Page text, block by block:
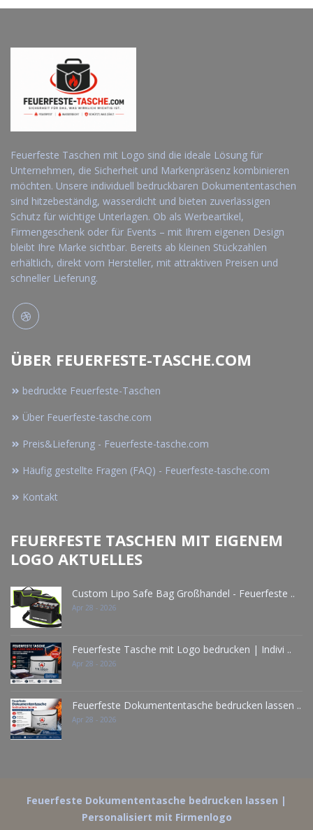
Feuerfeste Taschen mit Logo sind die ideale Lösung für
Unternehmen, die Sicherheit und Markenpräsenz kombinieren
möchten. Unsere individuell bedruckbaren Dokumententaschen
sind hitzebeständig, wasserdicht und bieten zuverlässigen
Schutz für wichtige Unterlagen. Ob als Werbeartikel,
Firmengeschenk oder für Events – mit Ihrem eigenen Design
bleibt Ihre Marke sichtbar. Bereits ab kleinen Stückzahlen
erhältlich, direkt vom Hersteller, mit attraktiven Preisen und
schneller Lieferung.
ÜBER FEUERFESTE-TASCHE.COM
bedruckte Feuerfeste-Taschen
Über Feuerfeste-tasche.com
Preis&Lieferung - Feuerfeste-tasche.com
Häufig gestellte Fragen (FAQ) - Feuerfeste-tasche.com
Kontakt
FEUERFESTE TASCHEN MIT EIGENEM
LOGO AKTUELLES
Custom Lipo Safe Bag Großhandel - Feuerfeste ..
Apr 28 - 2026
Feuerfeste Tasche mit Logo bedrucken | Indivi ..
Apr 28 - 2026
Feuerfeste Dokumententasche bedrucken lassen ..
Apr 28 - 2026
Feuerfeste Dokumententasche bedrucken lassen |
Personalisiert mit Firmenlogo